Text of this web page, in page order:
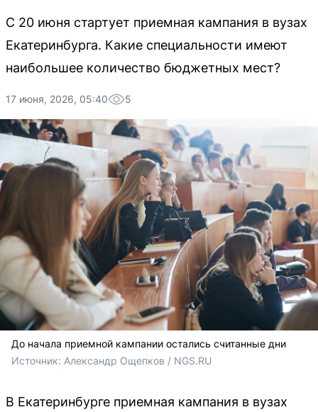
С 20 июня стартует приемная кампания в вузах
Екатеринбурга. Какие специальности имеют
наибольшее количество бюджетных мест?
17 июня, 2026, 05:40 5
До начала приемной кампании остались считанные дни
Источник: Александр Ощепков / NGS.RU
В Екатеринбурге приемная кампания в вузах